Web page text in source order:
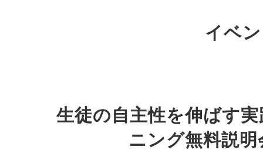
イベ
生徒の自主性を伸ばす
ニング無料説